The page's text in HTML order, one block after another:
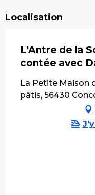
Localisation
L'Antre de la
contée avec
La Petite Maison
pâtis, 56430